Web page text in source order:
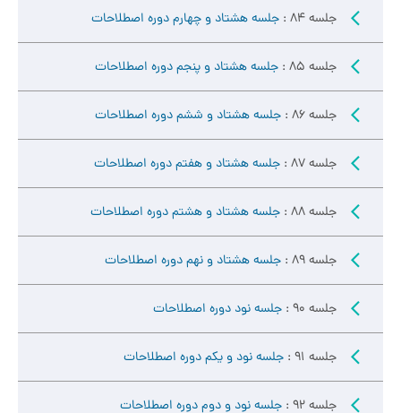
جلسه 84 : جلسه هشتاد و چهارم دوره اصطلاحات
جلسه 85 : جلسه هشتاد و پنجم دوره اصطلاحات
جلسه 86 : جلسه هشتاد و ششم دوره اصطلاحات
جلسه 87 : جلسه هشتاد و هفتم دوره اصطلاحات
جلسه 88 : جلسه هشتاد و هشتم دوره اصطلاحات
جلسه 89 : جلسه هشتاد و نهم دوره اصطلاحات
جلسه 90 : جلسه نود دوره اصطلاحات
جلسه 91 : جلسه نود و یکم دوره اصطلاحات
جلسه 92 : جلسه نود و دوم دوره اصطلاحات